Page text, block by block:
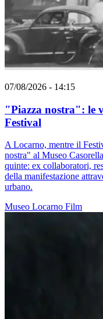
07/08/2026 - 14:15
"Piazza nostra": le
Festival
A Locarno, mentre il
nostra" al Museo
quinte: ex collaboratori,
della manifestazione
urbano.
Museo Locarno Film